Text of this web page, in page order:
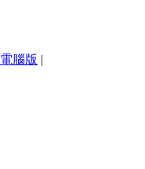
電腦版 |